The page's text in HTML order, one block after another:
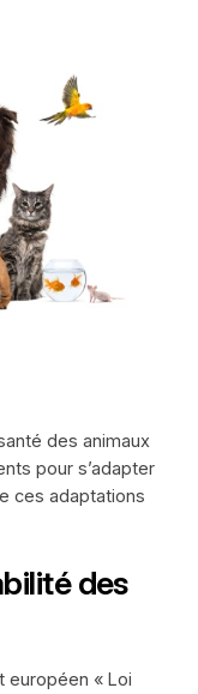
des animaux
pour s’adapter
ces adaptations
des
européen « Loi